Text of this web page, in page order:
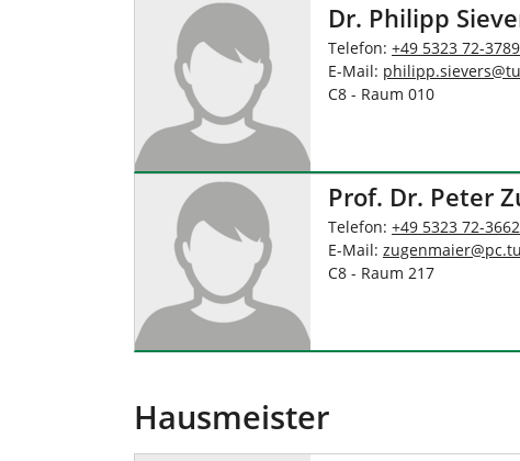
Dr. Philipp
Telefon: +49 5323 72-3789
E-Mail: philipp.sievers@
C8 - Raum 010
Prof. Dr. Peter
Telefon: +49 5323 72-3662
E-Mail: zugenmaier@
C8 - Raum 217
Hausmeister